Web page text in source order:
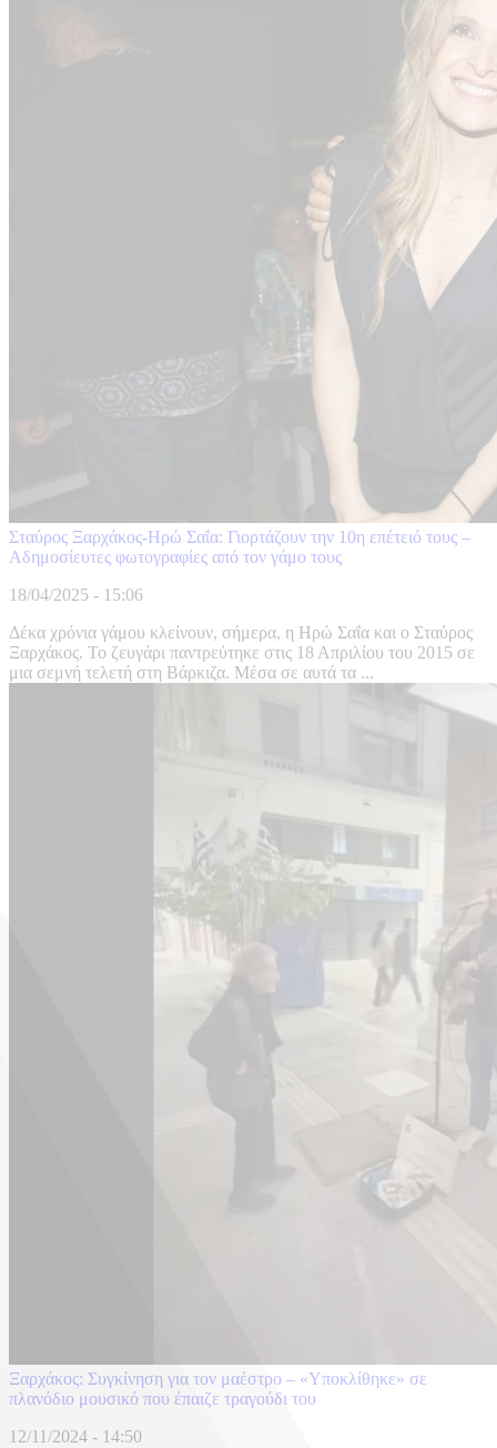
Σταύρος Ξαρχάκος-Ηρώ Σαΐα: Γιορτάζουν την 10η επέτειό τους –
Αδημοσίευτες φωτογραφίες από τον γάμο τους
18/04/2025 - 15:06
Δέκα χρόνια γάμου κλείνουν, σήμερα, η Ηρώ Σαΐα και ο Σταύρος
Ξαρχάκος. Το ζευγάρι παντρεύτηκε στις 18 Απριλίου του 2015 σε
μια σεμνή τελετή στη Βάρκιζα. Μέσα σε αυτά τα ...
Ξαρχάκος: Συγκίνηση για τον μαέστρο – «Υποκλίθηκε» σε
πλανόδιο μουσικό που έπαιζε τραγούδι του
12/11/2024 - 14:50